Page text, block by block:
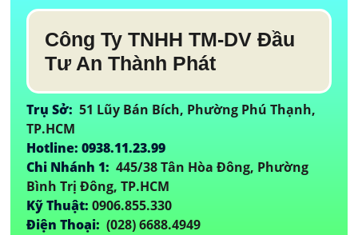
Công Ty TNHH TM-DV Đầu
Tư An Thành Phát
Trụ Sở: 51 Lũy Bán Bích, Phường Phú Thạnh,
TP.HCM
Hotline: 0938.11.23.99
Chi Nhánh 1: 445/38 Tân Hòa Đông, Phường
Bình Trị Đông, TP.HCM
Kỹ Thuật: 0906.855.330
Điện Thoại: (028) 6688.4949